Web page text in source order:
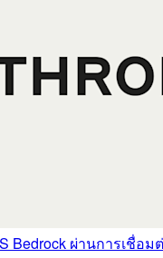
Bedrock ผ่านการเชื่อ